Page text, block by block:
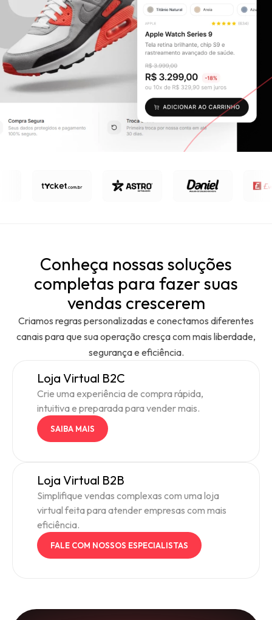
Conheça nossas soluções
completas para fazer suas
vendas crescerem
Criamos regras personalizadas e conectamos diferentes
canais para que sua operação cresça com mais liberdade,
segurança e eficiência.
Loja Virtual B2C
Crie uma experiência de compra rápida,
intuitiva e preparada para vender mais.
SAIBA MAIS
Loja Virtual B2B
Simplifique vendas complexas com uma loja
virtual feita para atender empresas com mais
eficiência.
FALE COM NOSSOS ESPECIALISTAS